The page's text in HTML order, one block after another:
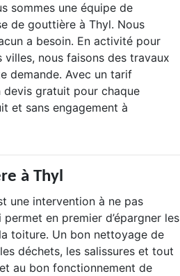
sommes une équipe de
de gouttière à Thyl. Nous
a besoin. En activité pour
nous faisons des travaux
demande. Avec un tarif
devis gratuit pour chaque
et sans engagement à
à Thyl
une intervention à ne pas
en premier d’épargner les
toiture. Un bon nettoyage de
déchets, les salissures et tout
au bon fonctionnement de